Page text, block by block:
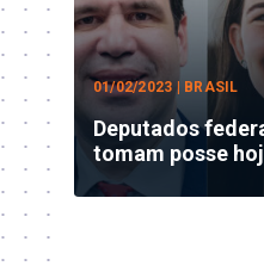
01/02/2023 | BRASIL
Deputados
tomam posse